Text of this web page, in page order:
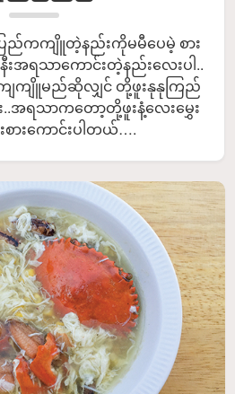
ည်ကကျိူတဲ့နည်းကိုမမီပေမဲ့ စား
အရသာကောင်းတဲ့နည်းလေးပါ..
ကျိူမည်ဆိုလျှင် တို့ဖူးနုနုကြည်
..အရသာကတော့တို့ဖူးနံ့လေးမွှေး
စားကောင်းပါတယ်….